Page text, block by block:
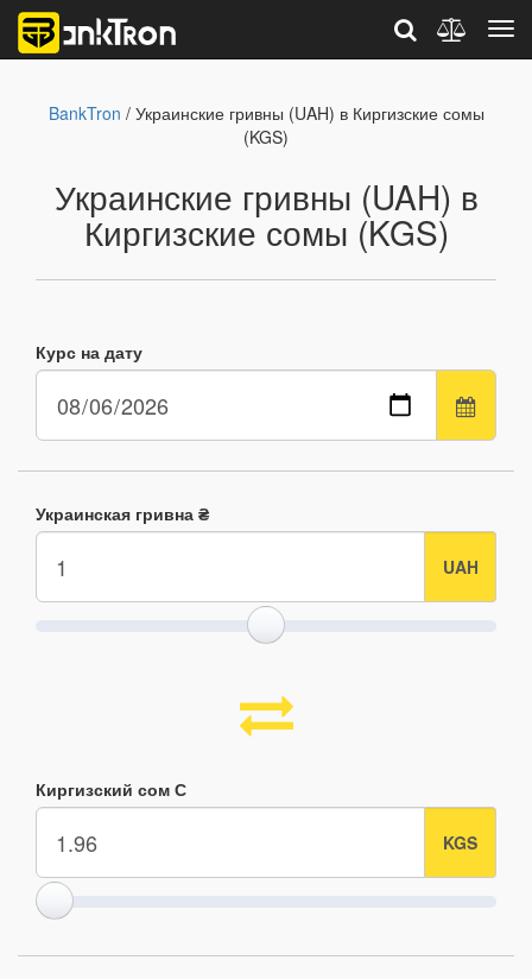
BankTron / Украинские гривны (UAH) в Киргизские сомы
(KGS)
Украинские гривны (UAH) в
Киргизские сомы (KGS)
Курс на дату
Украинская гривна ₴
Киргизский сом С